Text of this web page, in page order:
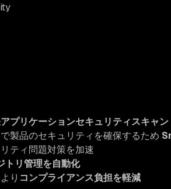
プリケーションセキュリティスキャン
製品のセキュリティを確保するため
ティ問題対策を加速
トリ管理を自動化
り コンプライアンス負担を軽減